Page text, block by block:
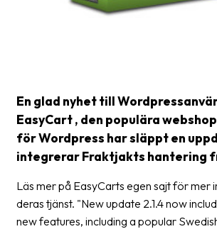
Kundtjänst
Om
företaget
Om
En glad nyhet till
EasyCart , den populära
för Wordpress har släppt en
integrerar Fraktjakts hantering
Läs mer på EasyCarts egen sajt för mer
deras tjänst. "New update 2.1.4 now
new features, including a popular